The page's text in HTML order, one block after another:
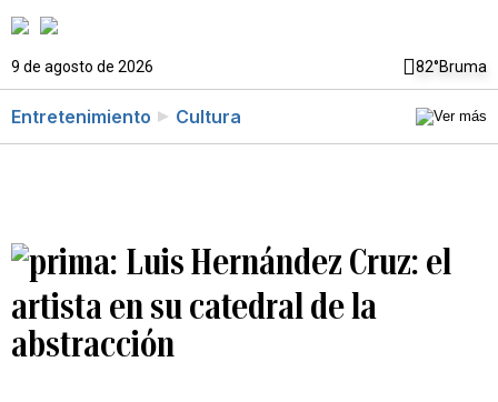
9 de agosto de 2026 82°Bruma
Entretenimiento Cultura
Luis Hernández Cruz: el
artista en su catedral de la
abstracción